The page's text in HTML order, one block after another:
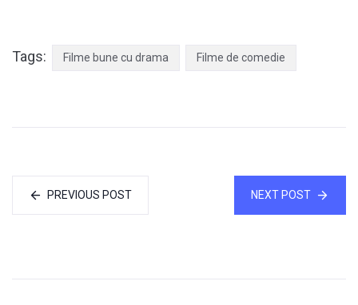
Tags: Filme bune cu drama Filme de comedie
PREVIOUS POST NEXT POST